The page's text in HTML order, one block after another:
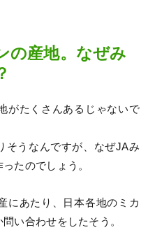
の産地。なぜみ
がたくさんあるじゃないで
そうなんですが、なぜJAみ
たのでしょう。
にあたり、日本各地のミカ
い合わせをしたそう。